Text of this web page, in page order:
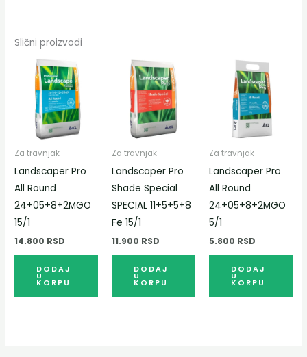
Slični proizvodi
Za travnjak
Landscaper Pro
All Round
24+05+8+2MGO
15/1
14.800 RSD
DODAJ
U
KORPU
Za travnjak
Landscaper Pro
Shade Special
SPECIAL 11+5+5+8
Fe 15/1
11.900 RSD
DODAJ
U
KORPU
Za travnjak
Landscaper Pro
All Round
24+05+8+2MGO
5/1
5.800 RSD
DODAJ
U
KORPU